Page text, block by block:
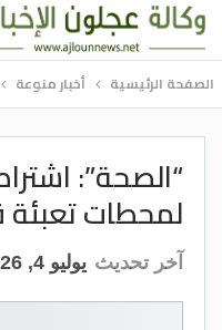
الصفحة الرئيسية أخبار منوعة
“الصحة”:
لمحطات تعبئة
آخر تحديث يوليو 4, 2026